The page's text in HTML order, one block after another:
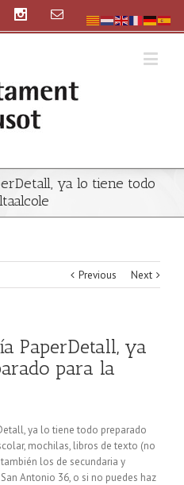
ya lo tiene todo
Previous Next
PaperDetall, ya
para la
ya lo tiene todo preparado
mochilas, libros de texto (no
los de secundaria y
Antonio 36, o si no puedes haz